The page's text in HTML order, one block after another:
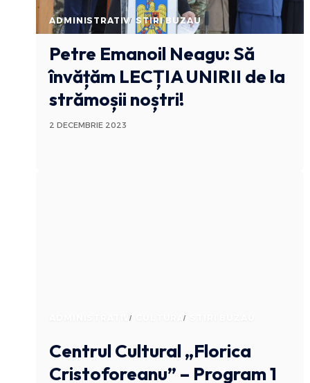
ADMINISTRATIV STIRI BUZAU
Petre Emanoil Neagu: Să
învățăm LECȚIA UNIRII de la
strămoșii noștri!
2 DECEMBRIE 2023
ADMINISTRATIV CULTURA
Centrul Cultural „Florica
Cristoforeanu” – Program 1